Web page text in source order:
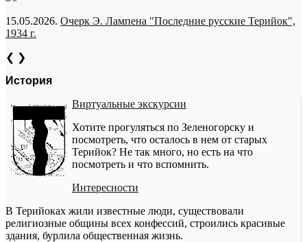
15.05.2026. Очерк Э. Лампена "Последние русские Терийок",
1934 г.
❮ ❯
История
Виртуальные экскурсии
Хотите прогуляться по Зеленогорску и
посмотреть, что осталось в нем от старых
Терийок? Не так много, но есть на что
посмотреть и что вспомнить.
Интересности
В Терийоках жили известные люди, существовали
религиозные общины всех конфессий, строились красивые
здания, бурлила общественная жизнь.